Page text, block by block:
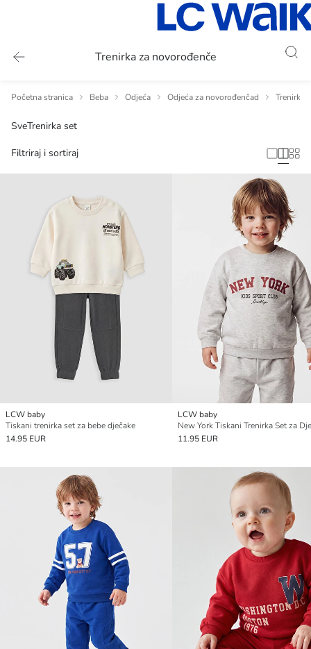
Trenirka za novorođenče
Početna stranica Beba Odjeća Odjeća za novorođenčad Trenirka
SveTrenirka set
Filtriraj i sortiraj
LCW baby
Tiskani trenirka set za bebe dječake
14.95 EUR
LCW baby
11.95 EUR